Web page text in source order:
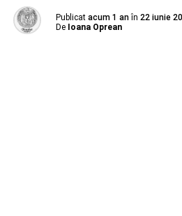
Publicat acum 1 an în 22 iunie
De Ioana Oprean